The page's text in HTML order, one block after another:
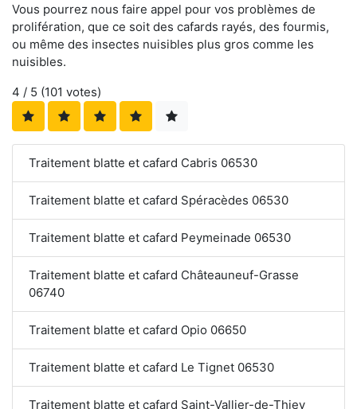
Vous pourrez nous faire appel pour vos problèmes de
prolifération, que ce soit des cafards rayés, des fourmis,
ou même des insectes nuisibles plus gros comme les
nuisibles.
4 / 5 (101 votes)
Traitement blatte et cafard Cabris 06530
Traitement blatte et cafard Spéracèdes 06530
Traitement blatte et cafard Peymeinade 06530
Traitement blatte et cafard Châteauneuf-Grasse
06740
Traitement blatte et cafard Opio 06650
Traitement blatte et cafard Le Tignet 06530
Traitement blatte et cafard Saint-Vallier-de-Thiey